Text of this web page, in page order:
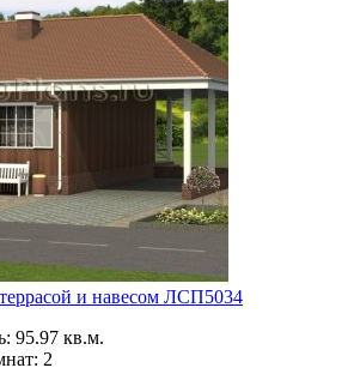
и навесом ЛСП5034
95.97 кв.м.
2